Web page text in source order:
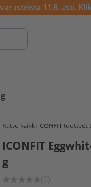
11.8. asti.
Katso kaikki ICONFITtuotteet
ICONFIT
g
(0)